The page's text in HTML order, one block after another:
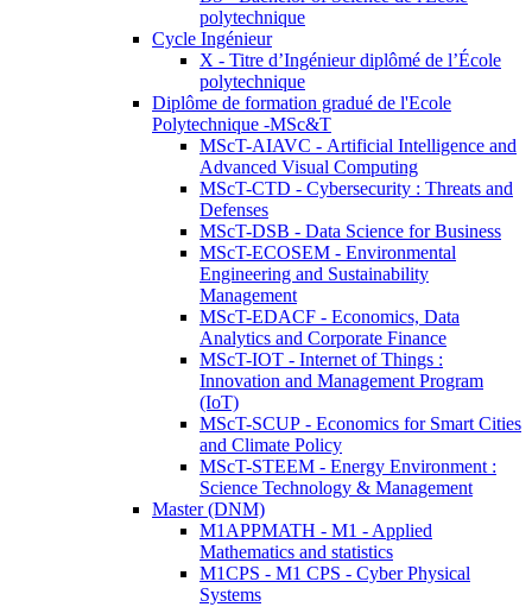
polytechnique
Cycle Ingénieur
X - Titre d’Ingénieur diplômé de l’École
polytechnique
Diplôme de formation gradué de l'Ecole
Polytechnique -MSc&T
MScT-AIAVC - Artificial Intelligence and
Advanced Visual Computing
MScT-CTD - Cybersecurity : Threats and
Defenses
MScT-DSB - Data Science for Business
MScT-ECOSEM - Environmental
Engineering and Sustainability
Management
MScT-EDACF - Economics, Data
Analytics and Corporate Finance
MScT-IOT - Internet of Things :
Innovation and Management Program
(IoT)
MScT-SCUP - Economics for Smart Cities
and Climate Policy
MScT-STEEM - Energy Environment :
Science Technology & Management
Master (DNM)
M1APPMATH - M1 - Applied
Mathematics and statistics
M1CPS - M1 CPS - Cyber Physical
Systems